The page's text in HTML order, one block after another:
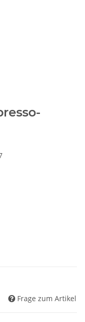
Frage zum Artikel